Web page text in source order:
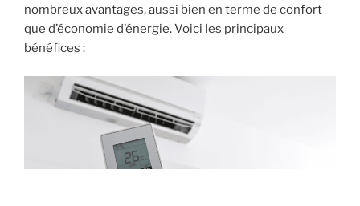
nombreux avantages, aussi bien en terme de confort
que d’économie d’énergie. Voici les principaux
bénéfices :